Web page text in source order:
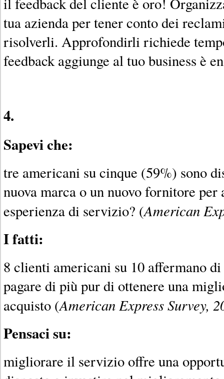
tua azienda per tener conto dei
risolverli. Approfondirli richiede
feedback aggiunge al tuo business è
4.
Sapevi che:
tre americani su cinque (59%) sono
nuova marca o un nuovo fornitore
esperienza di servizio? (American
I fatti:
8 clienti americani su 10 affermano di
pagare di più pur di ottenere una
acquisto (American Express Survey,
Pensaci su:
migliorare il servizio offre una